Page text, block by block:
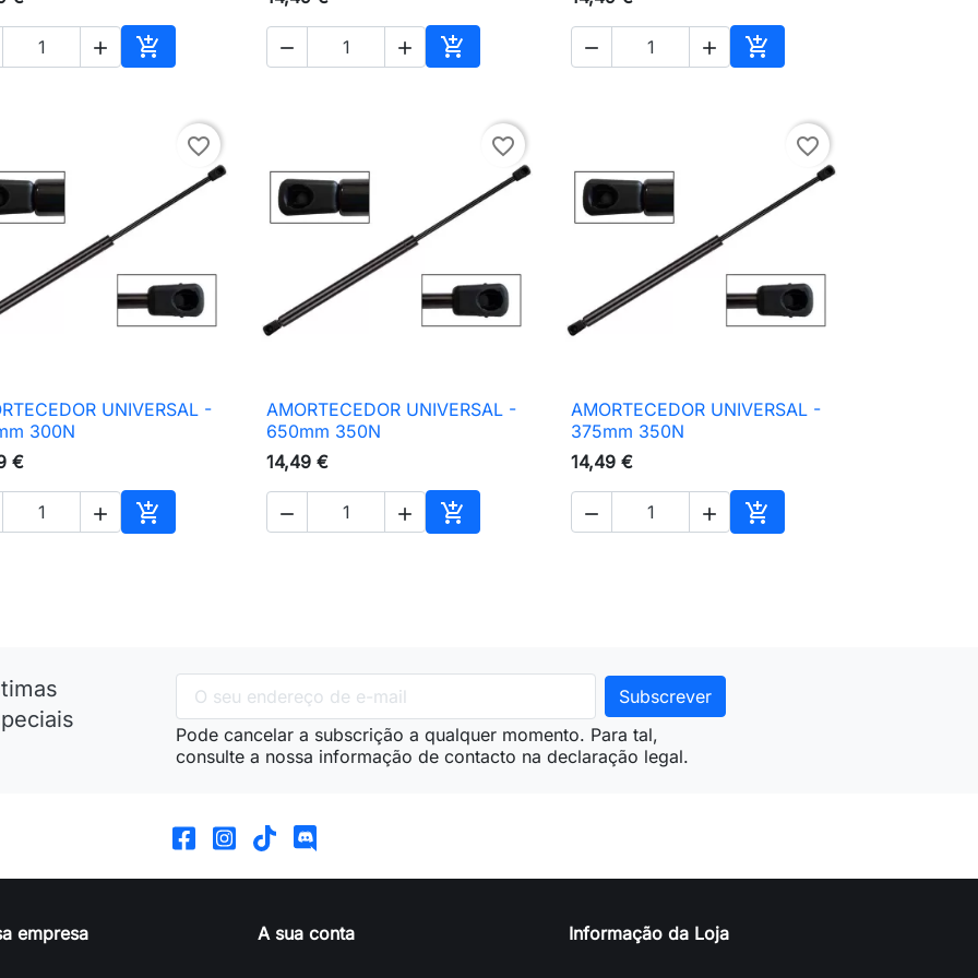
 
Adicionar ao carrinho
  
Adicionar ao carrinho
  
Adicionar ao carrinho
favorite_border
 Vista rápidaUNIVERSAL -
300N
€
 
Adicionar ao carrinho
favorite_border
 Vista rápida
AMORTECEDOR UNIVERSAL -
650mm 350N
14,49 €
  
Adicionar ao carrinho
favorite_border
 Vista rápida
AMORTECEDOR UNIVERSAL -
375mm 350N
14,49 €
  
Adicionar ao carrinho
Pode cancelar a subscrição a qualquer momento. Para tal,
consulte a nossa informação de contacto na declaração legal.
empresa A sua conta Informação da Loja